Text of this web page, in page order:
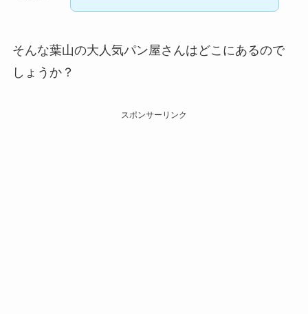
そんな葉山の大人気パン屋さんはどこにあるので
しょうか？
スポンサーリンク